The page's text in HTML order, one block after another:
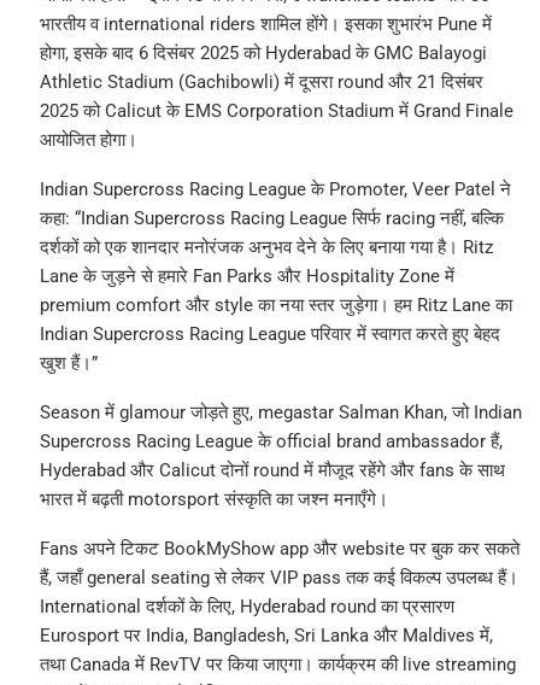
भारतीय व international riders शामिल होंगे। इसका शुभारंभ Pune में
होगा, इसके बाद 6 दिसंबर 2025 को Hyderabad के GMC Balayogi
Athletic Stadium (Gachibowli) में दूसरा round और 21 दिसंबर
2025 को Calicut के EMS Corporation Stadium में Grand Finale
आयोजित होगा।
Indian Supercross Racing League के Promoter, Veer Patel ने
कहा: “Indian Supercross Racing League सिर्फ racing नहीं, बल्कि
दर्शकों को एक शानदार मनोरंजक अनुभव देने के लिए बनाया गया है। Ritz
Lane के जुड़ने से हमारे Fan Parks और Hospitality Zone में
premium comfort और style का नया स्तर जुड़ेगा। हम Ritz Lane का
Indian Supercross Racing League परिवार में स्वागत करते हुए बेहद
खुश हैं।”
Season में glamour जोड़ते हुए, megastar Salman Khan, जो Indian
Supercross Racing League के official brand ambassador हैं,
Hyderabad और Calicut दोनों round में मौजूद रहेंगे और fans के साथ
भारत में बढ़ती motorsport संस्कृति का जश्न मनाएँगे।
Fans अपने टिकट BookMyShow app और website पर बुक कर सकते
हैं, जहाँ general seating से लेकर VIP pass तक कई विकल्प उपलब्ध हैं।
International दर्शकों के लिए, Hyderabad round का प्रसारण
Eurosport पर India, Bangladesh, Sri Lanka और Maldives में,
तथा Canada में RevTV पर किया जाएगा। कार्यक्रम की live streaming